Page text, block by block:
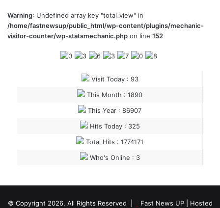
Warning: Undefined array key "total_view" in
/home/fastnewsup/public_html/wp-content/plugins/mechanic-
visitor-counter/wp-statsmechanic.php on line 152
Visit Today : 93
This Month : 1890
This Year : 86907
Hits Today : 325
Total Hits : 1774171
Who's Online : 3
© Copyright 2026, All Rights Reserved | Fast News UP| Hosted